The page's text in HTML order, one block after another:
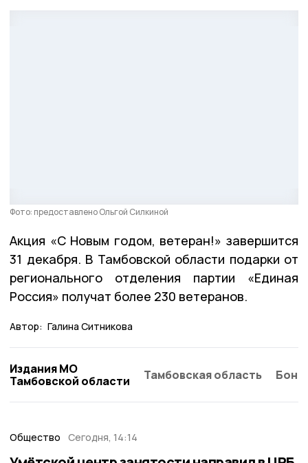
Фото: предоставлено Ольгой Силкиной
Акция «С Новым годом, ветеран!» завершится
31 декабря. В Тамбовской области подарки от
регионального отделения партии «Единая
Россия» получат более 230 ветеранов.
Автор: Галина Ситникова
Издания МО
Тамбовской области
Тамбовская область
Общество Сегодня, 14:14